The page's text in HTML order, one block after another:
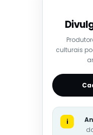
culturais
i